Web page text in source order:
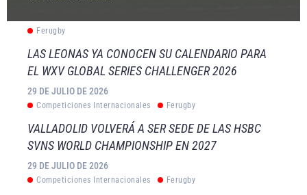
Ferugby
LAS LEONAS YA CONOCEN SU CALENDARIO PARA
EL WXV GLOBAL SERIES CHALLENGER 2026
29 DE JULIO DE 2026
Competiciones Internacionales Ferugby
VALLADOLID VOLVERÁ A SER SEDE DE LAS HSBC
SVNS WORLD CHAMPIONSHIP EN 2027
29 DE JULIO DE 2026
Competiciones Internacionales Ferugby